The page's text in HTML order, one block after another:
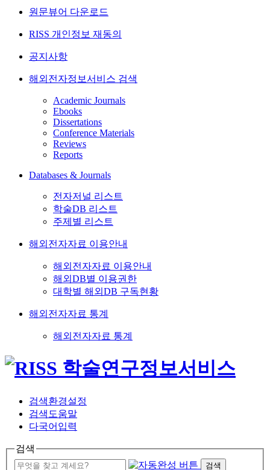
원문뷰어 다운로드
RISS 개인정보 재동의
공지사항
해외전자정보서비스 검색
Academic Journals
Ebooks
Dissertations
Conference Materials
Reviews
Reports
Databases & Journals
전자저널 리스트
학술DB 리스트
주제별 리스트
해외전자자료 이용안내
해외전자자료 이용안내
해외DB별 이용권한
대학별 해외DB 구독현황
해외전자자료 통계
해외전자자료 통계
검색환경설정
검색도움말
다국어입력
검색
검색